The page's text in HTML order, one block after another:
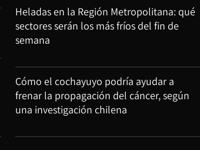
Heladas en la Región Metropolitana: qué
sectores serán los más fríos del fin de
semana
Cómo el cochayuyo podría ayudar a
frenar la propagación del cáncer, según
una investigación chilena